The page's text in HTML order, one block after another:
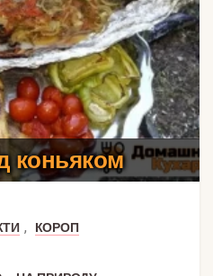
коньяком
,
КОРОП